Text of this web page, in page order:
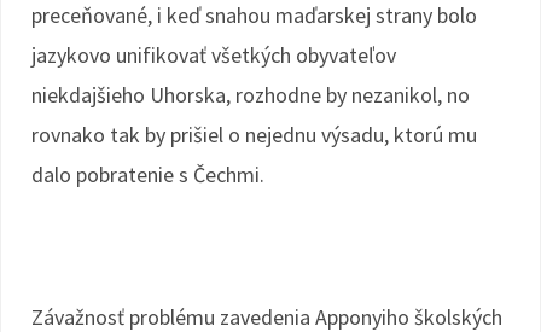
preceňované, i keď snahou maďarskej strany bolo
jazykovo unifikovať všetkých obyvateľov
niekdajšieho Uhorska, rozhodne by nezanikol, no
rovnako tak by prišiel o nejednu výsadu, ktorú mu
dalo pobratenie s Čechmi.
Závažnosť problému zavedenia Apponyiho školských